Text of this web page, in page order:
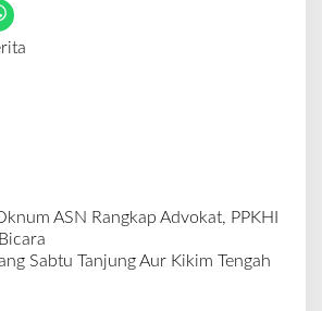
ASN Rangkap Advokat, PPKHI
Sabtu Tanjung Aur Kikim Tengah